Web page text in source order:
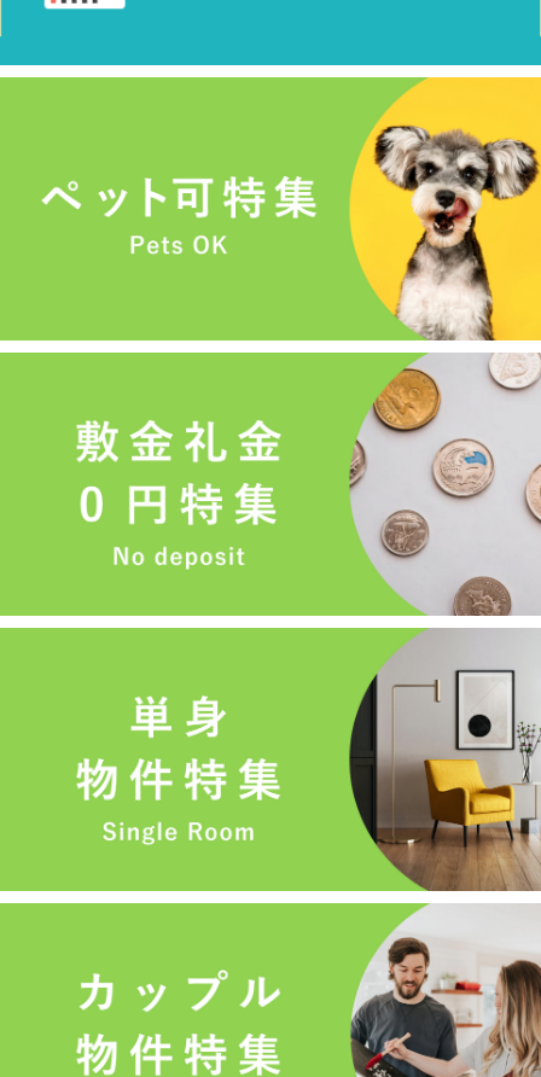
メールでお問い合わせ